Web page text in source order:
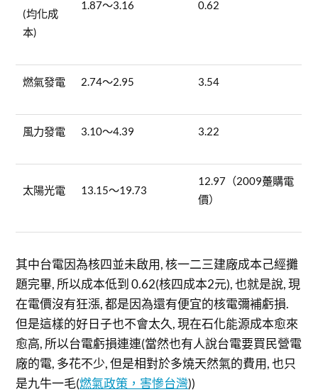
(均化成
本)
1.87～3.16 0.62
燃氣發電 2.74～2.95 3.54
風力發電 3.10～4.39 3.22
太陽光電 13.15～19.73
12.97（2009躉購電
價）
其中台電因為核四並未啟用, 核一二三建廠成本己經攤
題完畢, 所以成本低到 0.62(核四成本2元), 也就是說, 現
在電價沒有狂漲, 都是因為還有便宜的核電彌補虧損.
但是這樣的好日子也不會太久, 現在石化能源成本愈來
愈高, 所以台電虧損連連(當然也有人說台電要買民營電
廠的電, 多花不少, 但是相對於多燒天然氣的費用, 也只
是九牛一毛(燃氣政策，害慘台灣))